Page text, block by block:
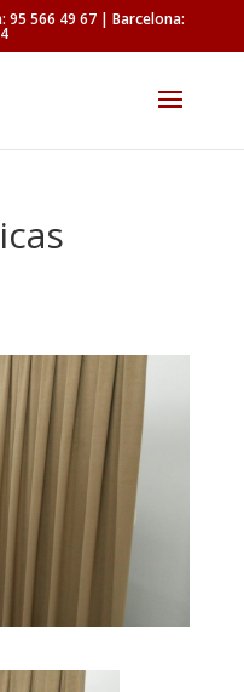
95 566 49 67 | Barcelona: